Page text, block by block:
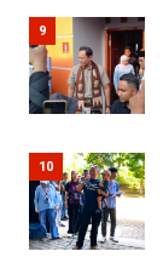
9
10